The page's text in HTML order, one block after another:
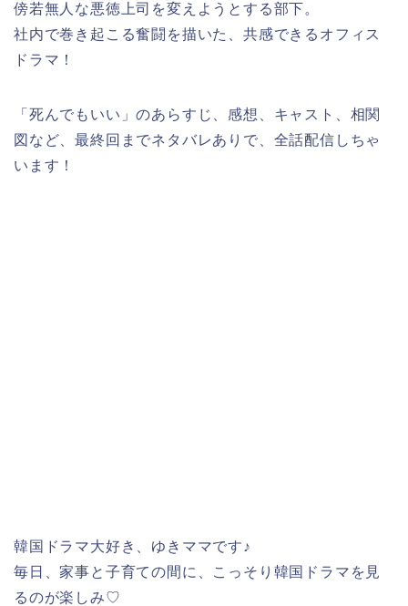
傍若無人な悪徳上司を変えようとする部下。
社内で巻き起こる奮闘を描いた、共感できるオフィス
ドラマ！
「死んでもいい」のあらすじ、感想、キャスト、相関
図など、最終回までネタバレありで、全話配信しちゃ
います！
韓国ドラマ大好き、ゆきママです♪
毎日、家事と子育ての間に、こっそり韓国ドラマを見
るのが楽しみ♡